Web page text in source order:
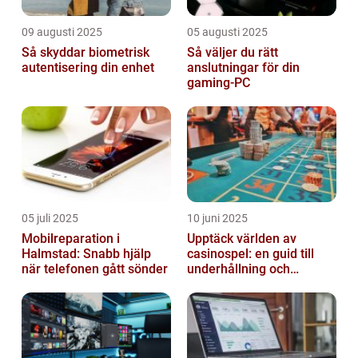
09 augusti 2025
Så skyddar biometrisk
autentisering din enhet
05 augusti 2025
Så väljer du rätt
anslutningar för din
gaming-PC
05 juli 2025
Mobilreparation i
Halmstad: Snabb hjälp
när telefonen gått sönder
10 juni 2025
Upptäck världen av
casinospel: en guid till
underhållning och